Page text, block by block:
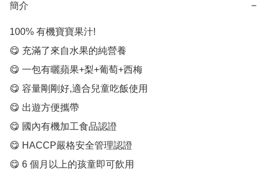
簡介 −
100% 有機寶寶果汁!
😋 充滿了來自水果的純營養
😋 一包有曬蘋果+梨+葡萄+西梅
😋 容量剛剛好,適合兒童吃飯使用
😋 出遊方便攜帶
😋 國內有機加工食品認證
😋 HACCP嚴格安全管理認證
😋 6 個月以上的孩童即可飲用